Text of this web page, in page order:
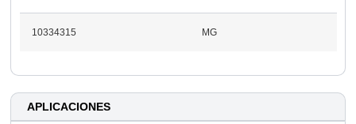
10334315 MG
APLICACIONES